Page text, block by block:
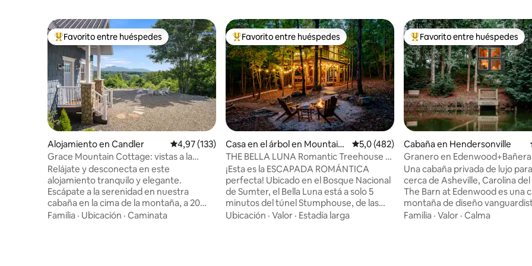
Favorito entre los huéspedes más destacados
Favorito entre huéspedes
Alojamiento en Candler Calificación promedio: 4,97 de 5. 133 evaluaciones
4,97 (133)
Grace Mountain Cottage: vistas a la
montaña/tranquila y privada
Relájate y desconecta en este
alojamiento tranquilo y elegante.
Escápate a la serenidad en nuestra
cabaña en la cima de la montaña, a 20
minutos de Asheville. Disfruta de las
Familia · Ubicación · Caminata
Favorito entre los huéspedes más destacados
Favorito entre huéspedes
Casa en el árbol en Mountain
Rest
Calificación promedio: 5,0 de 5. 482
5,0 (482)
THE BELLA LUNA Romantic Treehouse -
Ducha exterior
¡Esta es la ESCAPADA ROMÁNTICA
perfecta! Ubicado en el Bosque Nacional
de Sumter, el Bella Luna está a solo 5
minutos del túnel Stumphouse, de las
cascadas Issaqueena, del sendero Yellow
Ubicación · Valor · Estadía larga
Favorito entre los huéspedes
Favorito entre huéspedes
Cabaña en Hendersonville
Granero en
hidromasaje+Escapada de lujo
parejas
Una cabaña privada de lujo
cerca de Asheville, Carolina
The Barn at Edenwood es una
montaña de diseño
escapadas románticas y retiros
Familia · Valor · Calma